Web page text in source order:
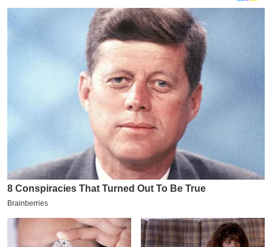
खे
2
2
6
क्रा
इ